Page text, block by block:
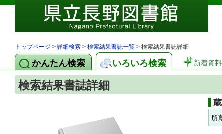
トップページ > 詳細検索 > 検索結果書誌一覧 > 検索結果書誌詳細
かんたん検索 いろいろ検索 新着資料
検索結果書誌詳細
所